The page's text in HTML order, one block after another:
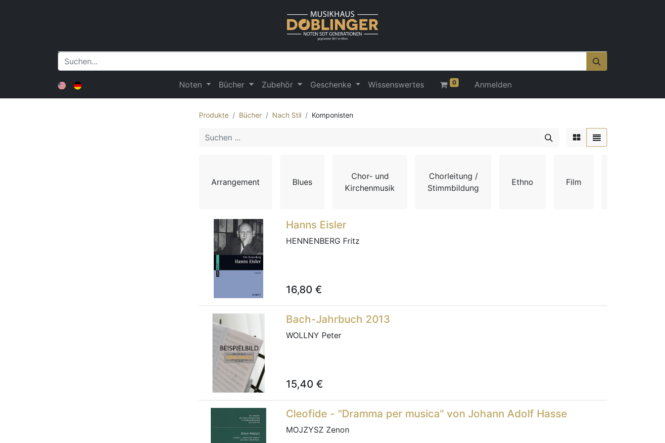
Noten Bücher Zubehör Geschenke Wissenswertes 0 Anmelden
Produkte Bücher Nach Stil Komponisten
Arrangement Blues
Chor- und
Kirchenmusik
Chorleitung /
Stimmbildung
Ethno Film
Hanns Eisler
HENNENBERG Fritz
16,80 €
Bach-Jahrbuch 2013
WOLLNY Peter
15,40 €
Cleofide - "Dramma per musica" von Johann Adolf Hasse
MOJZYSZ Zenon